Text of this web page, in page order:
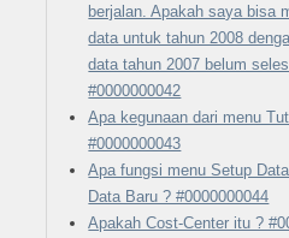
berjalan. Apakah saya bisa
data untuk tahun 2008
data tahun 2007 belum
#0000000042
Apa kegunaan dari menu
#0000000043
Apa fungsi menu Setup
Data Baru ? #0000000044
Apakah Cost-Center itu ?